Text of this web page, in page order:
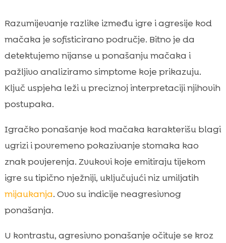
Razumijevanje razlike između igre i agresije kod
mačaka je sofisticirano područje. Bitno je da
detektujemo nijanse u ponašanju mačaka i
pažljivo analiziramo simptome koje prikazuju.
Ključ uspjeha leži u preciznoj interpretaciji njihovih
postupaka.
Igračko ponašanje kod mačaka karakterišu blagi
ugrizi i povremeno pokazivanje stomaka kao
znak povjerenja. Zvukovi koje emitiraju tijekom
igre su tipično nježniji, uključujući niz umiljatih
mijaukanja. Ovo su indicije neagresivnog
ponašanja.
U kontrastu, agresivno ponašanje očituje se kroz